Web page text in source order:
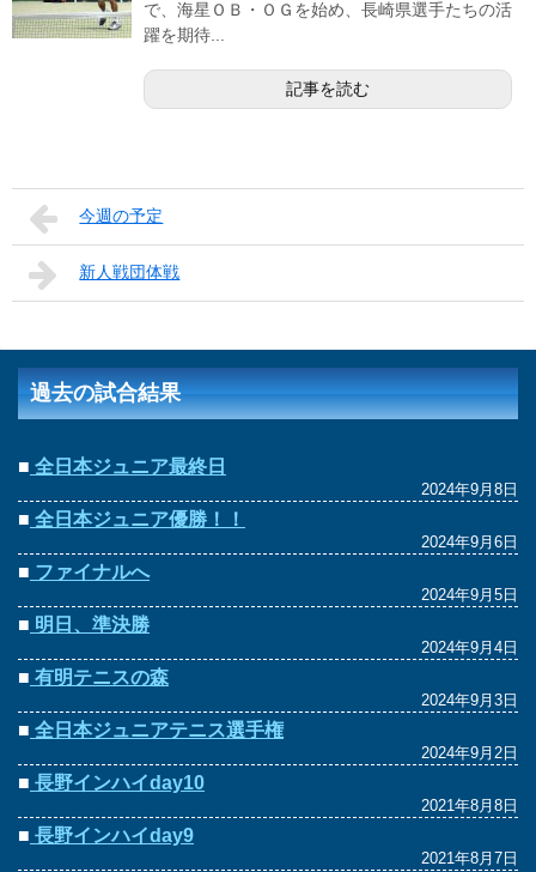
で、海星ＯＢ・ＯＧを始め、長崎県選手たちの活
躍を期待...
記事を読む
今週の予定
新人戦団体戦
過去の試合結果
■ 全日本ジュニア最終日
2024年9月8日
■ 全日本ジュニア優勝！！
2024年9月6日
■ ファイナルへ
2024年9月5日
■ 明日、準決勝
2024年9月4日
■ 有明テニスの森
2024年9月3日
■ 全日本ジュニアテニス選手権
2024年9月2日
■ 長野インハイday10
2021年8月8日
■ 長野インハイday9
2021年8月7日